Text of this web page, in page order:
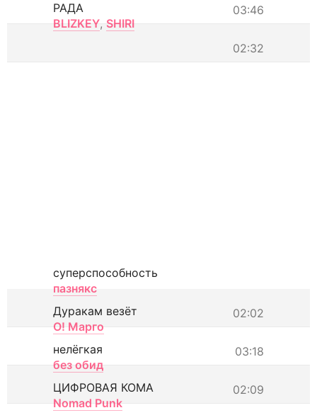
03:46
РАДА
BLIZKEY, SHIRI
02:32
суперспособность
пазнякс
02:02
Дуракам везёт
О! Марго
03:18
нелёгкая
без обид
02:09
ЦИФРОВАЯ КОМА
Nomad Punk